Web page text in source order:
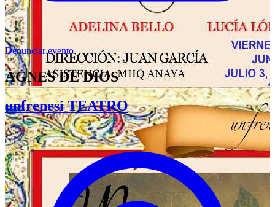
Denunciar evento
AGNES DE DIOS
unfrenesí TEATRO